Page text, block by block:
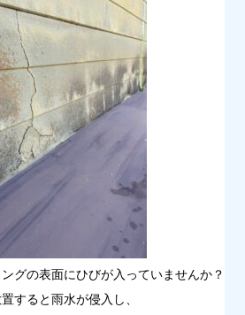
グの表面にひびが入っていませんか？
すると雨水が侵入し、